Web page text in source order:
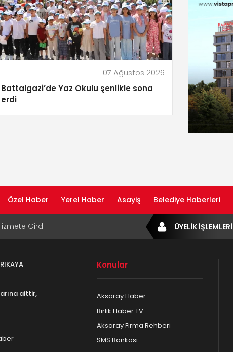
07 Ağustos 2026
Battalgazi’de Yaz Okulu şenlikle sona
erdi
Özel Haber Yerel Haber Asayiş Belediye Haberleri
Girdi
Rota Sepetim
ÜYELİK İŞLEMLERİ
aittir,
Konular
Aksaray Haber
Birlik Haber TV
Aksaray Firma Rehberi
SMS Bankası